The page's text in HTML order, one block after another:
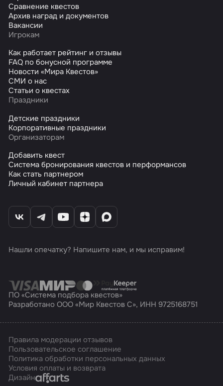
Сравнение квестов
Архив наград и документов
Вакансии
Игрокам
Как работает рейтинг и отзывы
FAQ по бонусной программе
Новости «Мира Квестов»
СМИ о нас
Статьи о квестах
Праздники
Детские праздники
Корпоративные праздники
Организаторам
Добавить квест
Система бронирования квестов и перформансов
Как стать партнером
Личный кабинет партнера
Нашли опечатку? Напишите нам, и мы исправим!
ПО «Система подбора квестов»
Разработано ООО «Мир Квестов С», ИНН 9725168751
Правила модерации отзывов
Пользовательское соглашение
Политика обработки персональных данных
Условия оплаты и возврата
ДизайнAffarts